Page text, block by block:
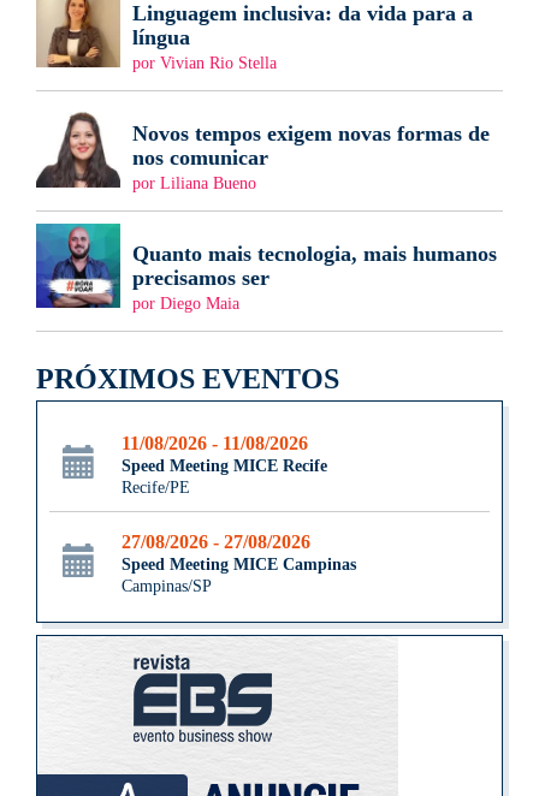
Linguagem inclusiva: da vida para a
língua
por Vivian Rio Stella
Novos tempos exigem novas formas de
nos comunicar
por Liliana Bueno
Quanto mais tecnologia, mais humanos
precisamos ser
por Diego Maia
PRÓXIMOS EVENTOS
11/08/2026 - 11/08/2026
Speed Meeting MICE Recife
Recife/PE
27/08/2026 - 27/08/2026
Speed Meeting MICE Campinas
Campinas/SP